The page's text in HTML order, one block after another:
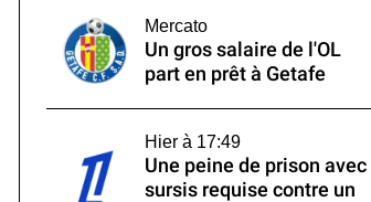
Mercato
Un gros salaire de l'OL
part en prêt à Getafe
Hier à 17:49
Une peine de prison avec
sursis requise contre un